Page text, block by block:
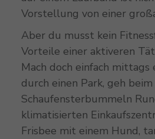
Vorstellung von einer
Aber du musst kein
Vorteile einer aktiveren
Mach doch einfach mittags
durch einen Park, geh beim
Schaufensterbummeln
klimatisierten
Frisbee mit einem Hund,